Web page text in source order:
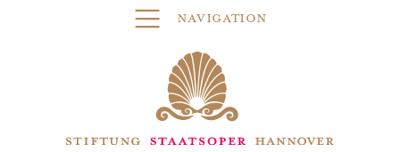
Navigation